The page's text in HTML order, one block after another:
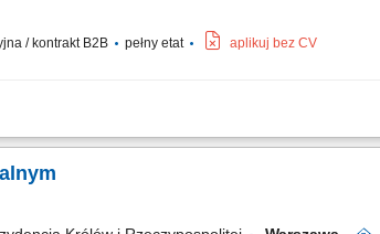
/ kontrakt B2B pełny etat aplikuj bez CV
Dokonywanie audytu potrzeb klientów oraz